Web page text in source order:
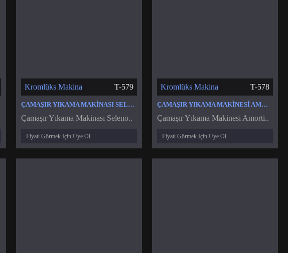
Kromlüks Makina T-579
ÇAMAŞIR YIKAMA MAKINASI SELENOID VALF VENTIL
Çamaşır Yıkama Makinası Seleno..
Fiyati Görmek İçin Üye Ol
Kromlüks Makina T-578
ÇAMAŞIR YIKAMA MAKINESI AMORTISÖR
Çamaşır Yıkama Makinesi Amorti..
Fiyati Görmek İçin Üye Ol